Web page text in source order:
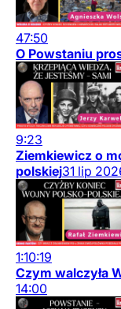
47:50
O Powstaniu
9:23
Ziemkiewicz o
polskiej31 lip
1:10:19
Czym walczyła
14:00